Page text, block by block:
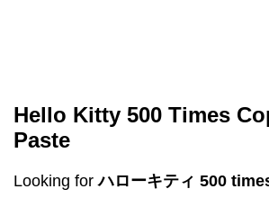
Hello Kitty 500 Times
Paste
Looking forハローキティ 500